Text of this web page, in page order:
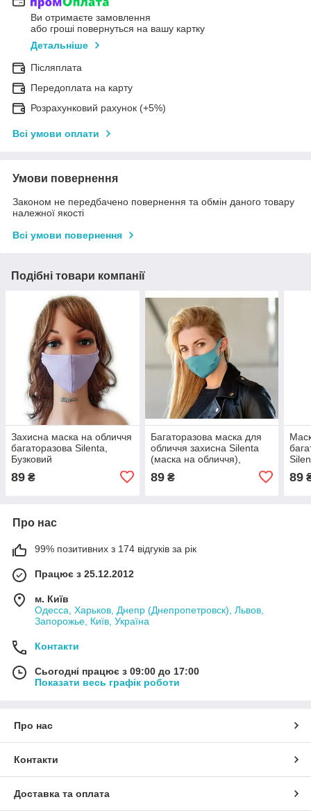
Ви отримаєте замовлення
або гроші повернуться на вашу картку
Детальніше
Післяплата
Передоплата на карту
Розрахунковий рахунок (+5%)
Всі умови оплати
Умови повернення
Законом не передбачено повернення та обмін даного товару
належної якості
Всі умови повернення
Подібні товари компанії
Захисна маска на обличчя
багаторазова Silenta,
Бузковий
89 ₴
Багаторазова маска для
обличчя захисна Silenta
(маска на обличчя),
89₴ 89
Про нас
99% позитивних з 174 відгуків за рік
Працює з 25.12.2012
м. Київ
Одесса, Харьков, Днепр (Днепропетровск), Львов,
Запорожье, Київ, Україна
Контакти
Сьогодні працює з 09:00 до 17:00
Показати весь графік роботи
Про нас
Контакти
Доставка та оплата